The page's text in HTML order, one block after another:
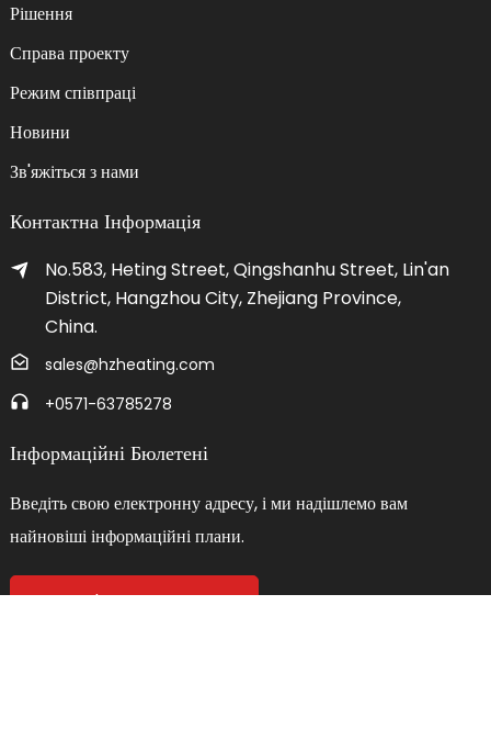
Рішення
Справа проекту
Режим співпраці
Новини
Зв'яжіться з нами
Контактна Інформація
No.583, Heting Street, Qingshanhu Street, Lin'an
District, Hangzhou City, Zhejiang Province,
China.
sales@hzheating.com
+0571-63785278
Інформаційні Бюлетені
Введіть свою електронну адресу, і ми надішлемо вам
найновіші інформаційні плани.
Зв'яжіться З Нами